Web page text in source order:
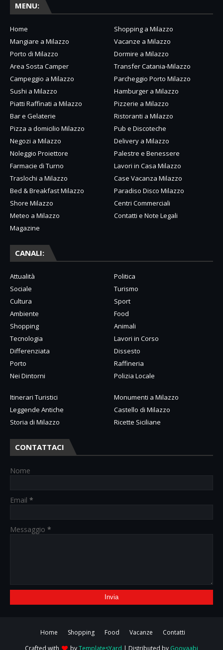
MENU:
Home
Shopping a Milazzo
Mangiare a Milazzo
Vacanze a Milazzo
Porto di Milazzo
Dormire a Milazzo
Area Sosta Camper
Transfer Catania-Milazzo
Campeggio a Milazzo
Parcheggio Porto Milazzo
Sushi a Milazzo
Hamburger a Milazzo
Piatti Raffinati a Milazzo
Pizzerie a Milazzo
Bar e Gelaterie
Ristoranti a Milazzo
Pizza a domicilio Milazzo
Pub e Discoteche
Negozi a Milazzo
Delivery a Milazzo
Noleggio Proiettore
Palestre e Benessere
Farmacie di Turno
Lavori in Casa Milazzo
Traslochi a Milazzo
Case Vacanza Milazzo
Bed & Breakfast Milazzo
Paradiso Disco Milazzo
Shore Milazzo
Centri Commerciali
Meteo a Milazzo
Contatti e Note Legali
Magazine
CANALI:
Attualità
Politica
Sociale
Turismo
Cultura
Sport
Ambiente
Food
Shopping
Animali
Tecnologia
Lavori in Corso
Differenziata
Dissesto
Porto
Raffineria
Nei Dintorni
Polizia Locale
Itinerari Turistici
Monumenti a Milazzo
Leggende Antiche
Castello di Milazzo
Storia di Milazzo
Ricette Siciliane
CONTATTACI
Nome
Email *
Messaggio *
Home Shopping Food Vacanze
Contatti
Crafted with
byTemplatesYard | Distributed by Gooyaabi